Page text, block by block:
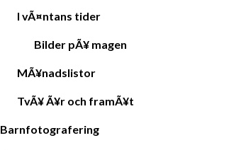
I vÃ¤ntans tider
Bilder pÃ¥ magen
MÃ¥nadslistor
TvÃ¥ Ã¥r och framÃ¥t
Barnfotografering